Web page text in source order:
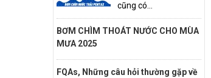
cũng có...
BƠM CHÌM THOÁT NƯỚC CHO MÙA
MƯA 2025
FQAs, Những câu hỏi thường gặp về